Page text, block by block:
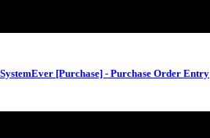
SystemEver [Purchase] - Purchase Order Entry